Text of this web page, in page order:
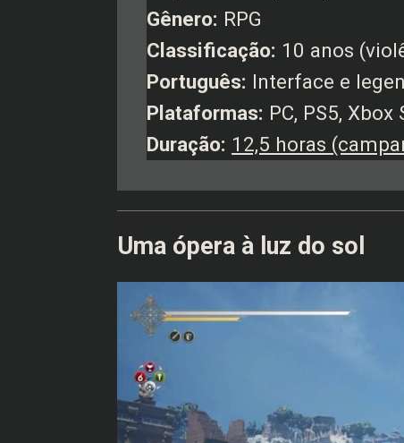
Gênero: RPG
Classificação: 10 anos
Português: Interface e
Plataformas: PC, PS5, Xbox
Duração: 12,5 horas
Uma ópera à luz do sol